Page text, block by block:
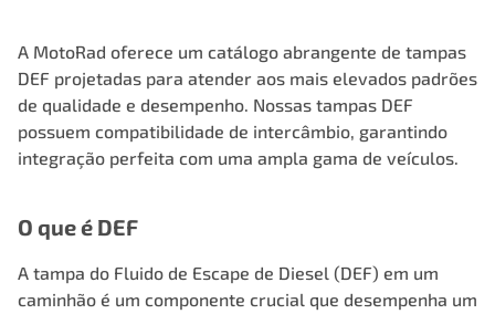
A MotoRad oferece um catálogo abrangente de tampas
DEF projetadas para atender aos mais elevados padrões
de qualidade e desempenho. Nossas tampas DEF
possuem compatibilidade de intercâmbio, garantindo
integração perfeita com uma ampla gama de veículos.
O que é DEF
A tampa do Fluido de Escape de Diesel (DEF) em um
caminhão é um componente crucial que desempenha um